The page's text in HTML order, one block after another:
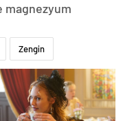
magnezyum
Zengin